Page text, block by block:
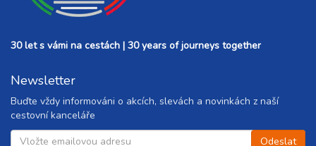
30 let s vámi na cestách | 30 years of journeys together
Newsletter
Buďte vždy informováni o akcích, slevách a novinkách z naší
cestovní kanceláře